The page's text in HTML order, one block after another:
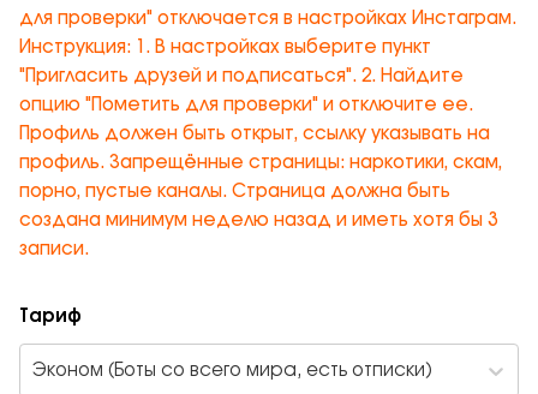
Тариф
Эконом (Боты со всего мира, есть отписки)
для проверки" отключается в настройках Инстаграм.
Инструкция: 1. В настройках выберите пункт
"Пригласить друзей и подписаться". 2. Найдите
опцию "Пометить для проверки" и отключите ее.
Профиль должен быть открыт, ссылку указывать на
профиль. Запрещённые страницы: наркотики, скам,
порно, пустые каналы. Страница должна быть
создана минимум неделю назад и иметь хотя бы 3
записи.